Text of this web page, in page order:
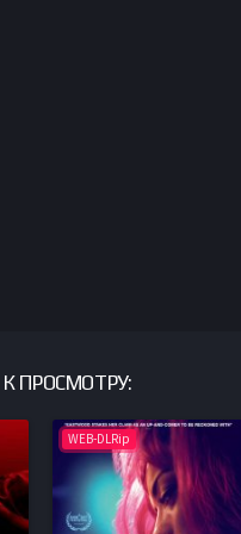
К ПРОСМОТРУ:
WEB-DLRip